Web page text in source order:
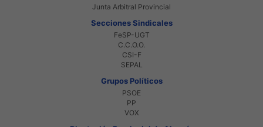
Junta Arbitral Provincial
Secciones Sindicales
FeSP-UGT
C.C.O.O.
CSI-F
SEPAL
Grupos Políticos
PSOE
PP
VOX